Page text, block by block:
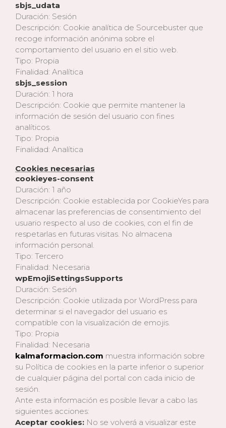
sbjs_udata
Duración: Sesión
Descripción: Cookie analítica de Sourcebuster que
recoge información anónima sobre el
comportamiento del usuario en el sitio web.
Tipo: Propia
Finalidad: Analítica
sbjs_session
Duración: 1 hora
Descripción: Cookie que permite mantener la
información de sesión del usuario con fines
analíticos.
Tipo: Propia
Finalidad: Analítica
Cookies necesarias
cookieyes-consent
Duración: 1 año
Descripción: Cookie establecida por CookieYes para
almacenar las preferencias de consentimiento del
usuario respecto al uso de cookies, con el fin de
respetarlas en futuras visitas. No almacena
información personal.
Tipo: Tercero
Finalidad: Necesaria
wpEmojiSettingsSupports
Duración: Sesión
Descripción: Cookie utilizada por WordPress para
determinar si el navegador del usuario es
compatible con la visualización de emojis.
Tipo: Propia
Finalidad: Necesaria
kalmaformacion.com muestra información sobre
su Política de cookies en la parte inferior o superior
de cualquier página del portal con cada inicio de
sesión.
Ante esta información es posible llevar a cabo las
siguientes acciones:
Aceptar cookies: No se volverá a visualizar este